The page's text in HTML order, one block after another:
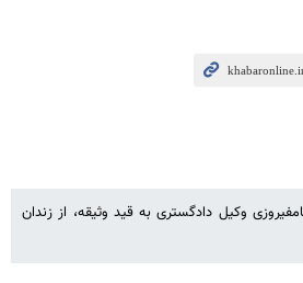
وکیل دادگستری به قید وثیقه، از زندان